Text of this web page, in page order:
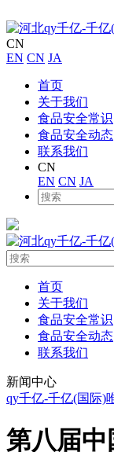
CN
EN CN JA
首页
关于我们
食品安全常识
食品安全动态
联系我们
CN
EN CN JA
首页
关于我们
食品安全常识
食品安全动态
联系我们
新闻中心
qy千亿-千亿(国际)
第八届